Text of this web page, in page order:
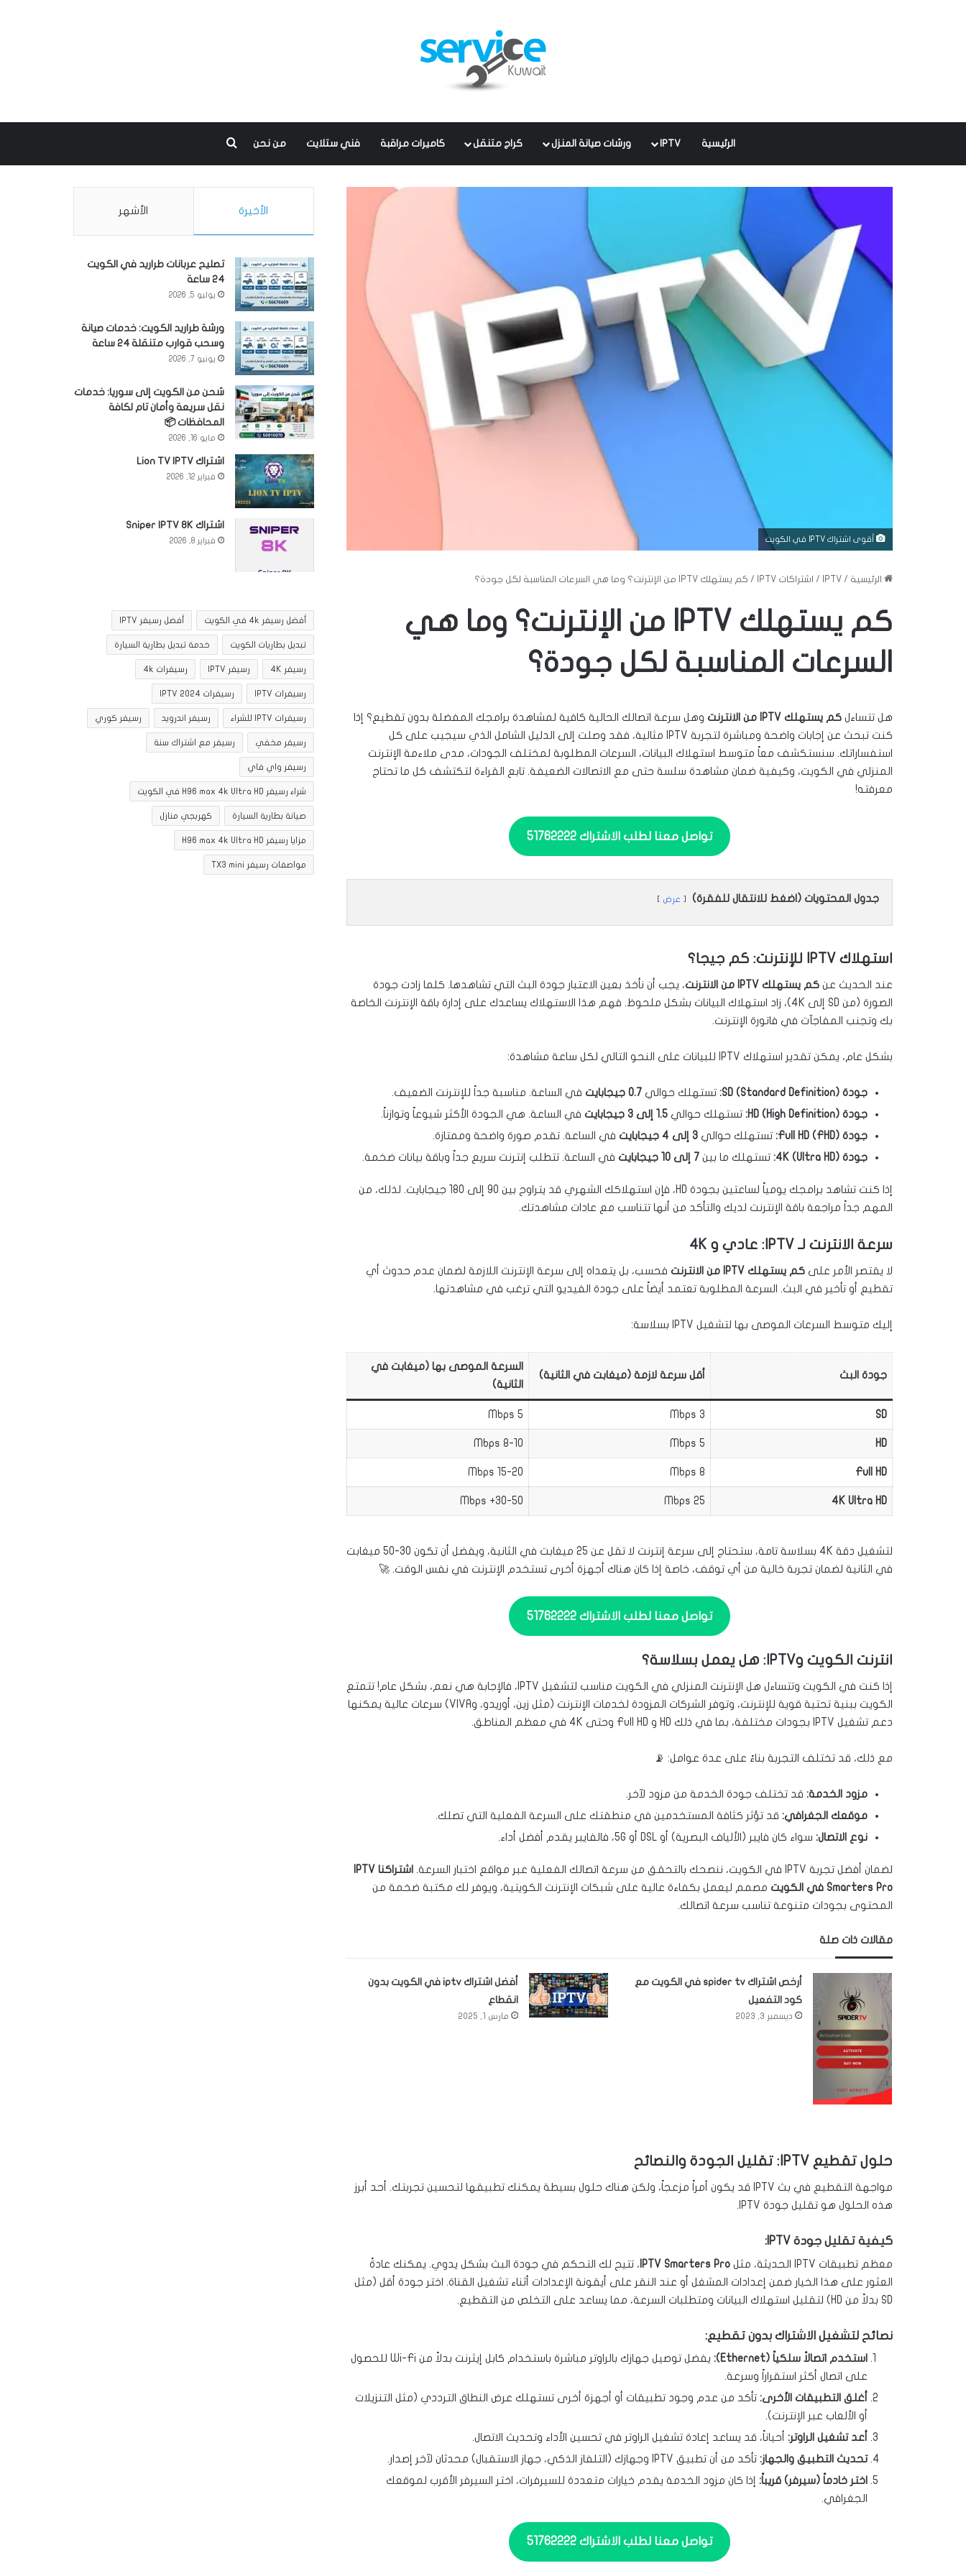
الرئيسية IPTV ورشات صيانة المنزل كراج متنقل كاميرات مراقبة فني ستلايت من نحن بحث عن
أقوى اشتراك IPTV في الكويت
الرئيسية /
IPTV
/ اشتراكات IPTV / كم يستهلك IPTV من الإنترنت؟ وما هي السرعات المناسبة لكل جودة؟
كم يستهلك IPTV من الإنترنت؟ وما هي
السرعات المناسبة لكل جودة؟
هل تتساءل كم يستهلك IPTV من الانترنت
وهل سرعة اتصالك الحالية كافية لمشاهدة برامجك المفضلة بدون تقطيع؟ إذا
كنت تبحث عن إجابات واضحة ومباشرة لتجربة IPTV مثالية، فقد وصلت إلى الدليل الشامل الذي سيجيب على كل
استفساراتك. سنستكشف معاً متوسط استهلاك البيانات، السرعات المطلوبة لمختلف الجودات، مدى ملاءمة الإنترنت
المنزلي في الكويت، وكيفية ضمان مشاهدة سلسة حتى مع الاتصالات الضعيفة. تابع القراءة لتكتشف كل ما تحتاج
معرفته!
تواصل معنا لطلب الاشتراك 51762222
جدول المحتويات (اضغط للانتقال للفقرة) عرض
استهلاك IPTV للإنترنت: كم جيجا؟
عند الحديث عن كم يستهلك IPTV من الانترنت
، يجب أن نأخذ بعين الاعتبار جودة البث التي تشاهدها. كلما زادت جودة
الصورة (من SD إلى 4K)، زاد استهلاك البيانات بشكل ملحوظ. فهم هذا الاستهلاك يساعدك على إدارة باقة الإنترنت الخاصة
بك وتجنب المفاجآت في فاتورة الإنترنت.
بشكل عام، يمكن تقدير استهلاك IPTV للبيانات على النحو التالي لكل ساعة مشاهدة:
جودة SD (Standard Definition): تستهلك حوالي 0.7 جيجابايت
في الساعة. مناسبة جداً للإنترنت الضعيف.
جودة HD (High Definition):
تستهلك حوالي 1.5 إلى 3 جيجابايت
في الساعة. هي الجودة الأكثر شيوعاً وتوازناً.
جودة Full HD (FHD):
تستهلك حوالي 3 إلى 4 جيجابايت
في الساعة. تقدم صورة واضحة وممتازة.
جودة 4K (Ultra HD):
تستهلك ما بين 7 إلى 10 جيجابايت في الساعة. تتطلب إنترنت سريع جداً وباقة بيانات ضخمة.
إذا كنت تشاهد برامجك يومياً لساعتين بجودة HD، فإن استهلاكك الشهري قد يتراوح بين 90 إلى 180 جيجابايت. لذلك، من
المهم جداً مراجعة باقة الإنترنت لديك والتأكد من أنها تتناسب مع عادات مشاهدتك.
سرعة الانترنت لـ IPTV: عادي و 4K
لا يقتصر الأمر على كم يستهلك IPTV من الانترنت
فحسب، بل يتعداه إلى سرعة الإنترنت اللازمة لضمان عدم حدوث أي
تقطيع أو تأخير في البث. السرعة المطلوبة تعتمد أيضاً على جودة الفيديو التي ترغب في مشاهدتها.
إليك متوسط السرعات الموصى بها لتشغيل IPTV بسلاسة:
جودة البث أقل سرعة لازمة (ميغابت في الثانية)
السرعة الموصى بها (ميغابت في
الثانية)
SD
3 Mbps
5 Mbps
HD
5 Mbps
8-10 Mbps
Full HD
8 Mbps
15-20 Mbps
4K Ultra HD
25 Mbps
30-50+ Mbps
لتشغيل دقة 4K بسلاسة تامة، ستحتاج إلى سرعة إنترنت لا تقل عن 25 ميغابت في الثانية، ويفضل أن تكون 30-50 ميغابت
في الثانية لضمان تجربة خالية من أي توقف، خاصة إذا كان هناك أجهزة أخرى تستخدم الإنترنت في نفس الوقت. 🚀
تواصل معنا لطلب الاشتراك 51762222
انترنت الكويت وIPTV: هل يعمل بسلاسة؟
إذا كنت في الكويت وتتساءل هل الإنترنت المنزلي في الكويت مناسب لتشغيل IPTV، فالإجابة هي نعم، بشكل عام! تتمتع
الكويت ببنية تحتية قوية للإنترنت، وتوفر الشركات المزودة لخدمات الإنترنت (مثل زين، أوريدو، وVIVA) سرعات عالية يمكنها
دعم تشغيل IPTV بجودات مختلفة، بما في ذلك HD و Full HD وحتى 4K في معظم المناطق.
مع ذلك، قد تختلف التجربة بناءً على عدة عوامل: 📡
مزود الخدمة: قد تختلف جودة الخدمة من مزود لآخر.
موقعك الجغرافي: قد تؤثر كثافة المستخدمين في منطقتك على السرعة الفعلية التي تصلك.
نوع الاتصال: سواء كان فايبر (الألياف البصرية) أو DSL أو 5G، فالفايبر يقدم أفضل أداء.
لضمان أفضل تجربة IPTV في الكويت، ننصحك بالتحقق من سرعة اتصالك الفعلية عبر مواقع اختبار السرعة.
اشتراكنا IPTV
Smarters Pro في الكويت
مصمم ليعمل بكفاءة عالية على شبكات الإنترنت الكويتية، ويوفر لك مكتبة ضخمة من
المحتوى بجودات متنوعة تناسب سرعة اتصالك.
مقالات ذات صلة
أرخص اشتراك spider tv في الكويت مع
كود التفعيل
ديسمبر 3, 2023
أفضل اشتراك iptv في الكويت بدون
انقطاع
مارس 1, 2025
حلول تقطيع IPTV: تقليل الجودة والنصائح
مواجهة التقطيع في بث IPTV قد يكون أمراً مزعجاً، ولكن هناك حلول بسيطة يمكنك تطبيقها لتحسين تجربتك. أحد أبرز
هذه الحلول هو تقليل جودة IPTV.
كيفية تقليل جودة IPTV:
معظم تطبيقات IPTV الحديثة، مثل IPTV Smarters Pro ، تتيح لك التحكم في جودة البث بشكل يدوي. يمكنك عادةً
العثور على هذا الخيار ضمن إعدادات المشغل أو عند النقر على أيقونة الإعدادات أثناء تشغيل القناة. اختر جودة أقل (مثل
SD بدلاً من HD) لتقليل استهلاك البيانات ومتطلبات السرعة، مما يساعد على التخلص من التقطيع.
نصائح لتشغيل الاشتراك بدون تقطيع:
استخدم اتصالاً سلكياً (Ethernet):
يفضل توصيل جهازك بالراوتر مباشرة باستخدام كابل إيثرنت بدلاً من Wi-Fi للحصول
على اتصال أكثر استقراراً وسرعة.
أغلق التطبيقات الأخرى: تأكد من عدم وجود تطبيقات أو أجهزة أخرى تستهلك عرض النطاق الترددي (مثل التنزيلات
أو الألعاب عبر الإنترنت).
أعد تشغيل الراوتر: أحياناً، قد يساعد إعادة تشغيل الراوتر في تحسين الأداء وتحديث الاتصال.
تحديث التطبيق والجهاز: تأكد من أن تطبيق IPTV وجهازك (التلفاز الذكي، جهاز الاستقبال) محدثان لآخر إصدار.
اختر خادماً (سيرفر) قريباً: إذا كان مزود الخدمة يقدم خيارات متعددة للسيرفرات، اختر السيرفر الأقرب لموقعك
الجغرافي.
تواصل معنا لطلب الاشتراك 51762222
الأخيرة الأشهر
تصليح عربانات طراريد في الكويت
24 ساعة
يوليو 5, 2026
ورشة طراريد الكويت: خدمات صيانة
وسحب قوارب متنقلة 24 ساعة
يونيو 7, 2026
شحن من الكويت إلى سوريا: خدمات
نقل سريعة وأمان تام لكافة
المحافظات 📦
مايو 16, 2026
اشتراك Lion TV IPTV
فبراير 12, 2026
اشتراك Sniper IPTV 8K
فبراير 8, 2026
أفضل رسيفر 4k في الكويت أفضل رسيفر IPTV
تبديل بطاريات الكويت خدمة تبديل بطارية السيارة
رسيفر 4K رسيفر IPTV رسيفرات 4k
رسيفرات IPTV رسيفرات IPTV 2024
رسيفرات IPTV للشراء رسيفر اندرويد رسيفر كوري
رسيفر مخفي رسيفر مع اشتراك سنة
رسيفر واي فاي
شراء رسيفر H96 max 4k Ultra HD في الكويت
صيانة بطارية السيارة كهربجي منازل
مزايا رسيفر H96 max 4k Ultra HD
مواصفات رسيفر TX3 mini